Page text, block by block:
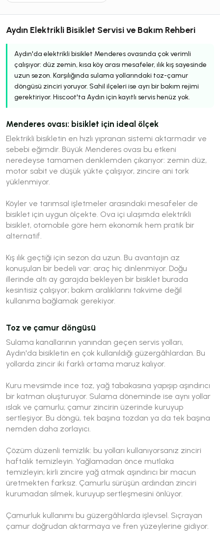
Aydın Elektrikli Bisiklet Servisi ve Bakım Rehberi
Aydın'da elektrikli bisiklet Menderes ovasında çok verimli
çalışıyor: düz zemin, kısa köy arası mesafeler, ılık kış sayesinde
uzun sezon. Karşılığında sulama yollarındaki toz-çamur
döngüsü zinciri yoruyor. Sahil ilçeleri ise ayrı bir bakım rejimi
gerektiriyor. Hiscoot'ta Aydın için kayıtlı servis henüz yok.
Menderes ovası: bisiklet için ideal ölçek
Elektrikli bisikletin en hızlı yıpranan sistemi aktarmadır ve
sebebi eğimdir. Büyük Menderes ovası bu etkeni
neredeyse tamamen denklemden çıkarıyor: zemin düz,
motor sabit ve düşük yükte çalışıyor, zincire ani tork
yüklenmiyor.
Köyler ve tarımsal işletmeler arasındaki mesafeler de
bisiklet için uygun ölçekte. Ova içi ulaşımda elektrikli
bisiklet, otomobile göre hem ekonomik hem pratik bir
alternatif.
Kış ılık geçtiği için sezon da uzun. Bu avantajın az
konuşulan bir bedeli var: araç hiç dinlenmiyor. Doğu
illerinde altı ay garajda bekleyen bir bisiklet burada
kesintisiz çalışıyor; bakım aralıklarını takvime değil
kullanıma bağlamak gerekiyor.
Toz ve çamur döngüsü
Sulama kanallarının yanından geçen servis yolları,
Aydın'da bisikletin en çok kullanıldığı güzergâhlardan. Bu
yollarda zincir iki farklı ortama maruz kalıyor.
Kuru mevsimde ince toz, yağ tabakasına yapışıp aşındırıcı
bir katman oluşturuyor. Sulama döneminde ise aynı yollar
ıslak ve çamurlu; çamur zincirin üzerinde kuruyup
sertleşiyor. Bu döngü, tek başına tozdan ya da tek başına
nemden daha zorlayıcı.
Çözüm düzenli temizlik: bu yolları kullanıyorsanız zinciri
haftalık temizleyin. Yağlamadan önce mutlaka
temizleyin; kirli zincire yağ atmak aşındırıcı bir macun
üretmekten farksız. Çamurlu sürüşün ardından zinciri
kurumadan silmek, kuruyup sertleşmesini önlüyor.
Çamurluk kullanımı bu güzergâhlarda işlevsel. Sıçrayan
çamur doğrudan aktarmaya ve fren yüzeylerine gidiyor.